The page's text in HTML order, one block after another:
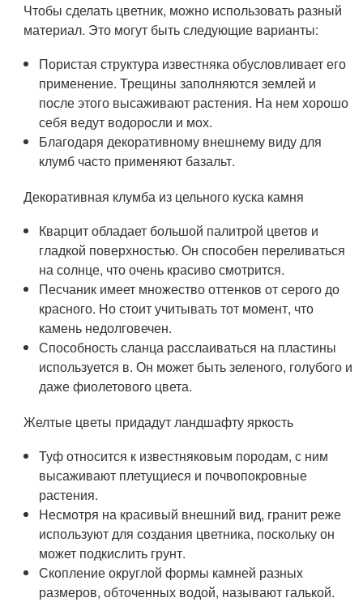
Чтобы сделать цветник, можно использовать разный
материал. Это могут быть следующие варианты:
Пористая структура известняка обусловливает его
применение. Трещины заполняются землей и
после этого высаживают растения. На нем хорошо
себя ведут водоросли и мох.
Благодаря декоративному внешнему виду для
клумб часто применяют базальт.
Декоративная клумба из цельного куска камня
Кварцит обладает большой палитрой цветов и
гладкой поверхностью. Он способен переливаться
на солнце, что очень красиво смотрится.
Песчаник имеет множество оттенков от серого до
красного. Но стоит учитывать тот момент, что
камень недолговечен.
Способность сланца расслаиваться на пластины
используется в. Он может быть зеленого, голубого и
даже фиолетового цвета.
Желтые цветы придадут ландшафту яркость
Туф относится к известняковым породам, с ним
высаживают плетущиеся и почвопокровные
растения.
Несмотря на красивый внешний вид, гранит реже
используют для создания цветника, поскольку он
может подкислить грунт.
Скопление округлой формы камней разных
размеров, обточенных водой, называют галькой.